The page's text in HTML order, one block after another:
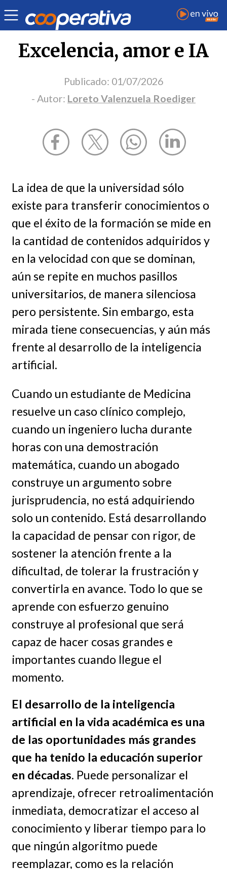
Opinión | Ciencia y tecnología | Loreto Valenzuela Roediger
Excelencia, amor e IA
Publicado: 01/07/2026
- Autor: Loreto Valenzuela Roediger
La idea de que la universidad sólo
existe para transferir conocimientos o
que el éxito de la formación se mide en
la cantidad de contenidos adquiridos y
en la velocidad con que se dominan,
aún se repite en muchos pasillos
universitarios, de manera silenciosa
pero persistente. Sin embargo, esta
mirada tiene consecuencias, y aún más
frente al desarrollo de la inteligencia
artificial.
Cuando un estudiante de Medicina
resuelve un caso clínico complejo,
cuando un ingeniero lucha durante
horas con una demostración
matemática, cuando un abogado
construye un argumento sobre
jurisprudencia, no está adquiriendo
solo un contenido. Está desarrollando
la capacidad de pensar con rigor, de
sostener la atención frente a la
dificultad, de tolerar la frustración y
convertirla en avance. Todo lo que se
aprende con esfuerzo genuino
construye al profesional que será
capaz de hacer cosas grandes e
importantes cuando llegue el
momento.
El desarrollo de la inteligencia
artificial en la vida académica es una
de las oportunidades más grandes
que ha tenido la educación superior
en décadas. Puede personalizar el
aprendizaje, ofrecer retroalimentación
inmediata, democratizar el acceso al
conocimiento y liberar tiempo para lo
que ningún algoritmo puede
reemplazar, como es la relación